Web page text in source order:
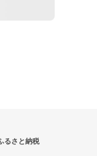
るさと納税